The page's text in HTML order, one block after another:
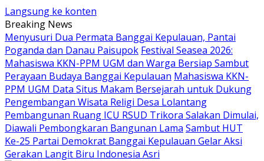
Langsung ke konten
Breaking News
Menyusuri Dua Permata Banggai Kepulauan, Pantai
Poganda dan Danau Paisupok Festival Seasea 2026:
Mahasiswa KKN-PPM UGM dan Warga Bersiap Sambut
Perayaan Budaya Banggai Kepulauan Mahasiswa KKN-
PPM UGM Data Situs Makam Bersejarah untuk Dukung
Pengembangan Wisata Religi Desa Lolantang
Pembangunan Ruang ICU RSUD Trikora Salakan Dimulai,
Diawali Pembongkaran Bangunan Lama Sambut HUT
Ke-25 Partai Demokrat Banggai Kepulauan Gelar Aksi
Gerakan Langit Biru Indonesia Asri